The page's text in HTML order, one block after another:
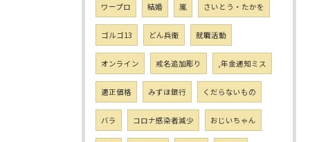
ワープロ 結婚 嵐 さいとう・たかを
ゴルゴ13 どん兵衛 就職活動
オンライン 戒名追加彫り ,年金通知ミス
適正価格 みずほ銀行 くだらないもの
バラ コロナ感染者減少 おじいちゃん